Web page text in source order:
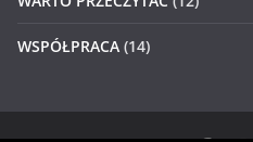
WSPÓŁPRACA (14)